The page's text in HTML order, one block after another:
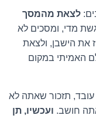
לצאת מהמסך
מדי, ומסכים לא
את הישבן, ולצאת
האמיתי במקום
תזכור שאתה לא
חושב. ועכשיו, תן